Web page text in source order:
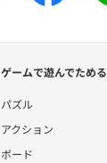
ゲームで遊んでためる
パズル
アクション
ボード